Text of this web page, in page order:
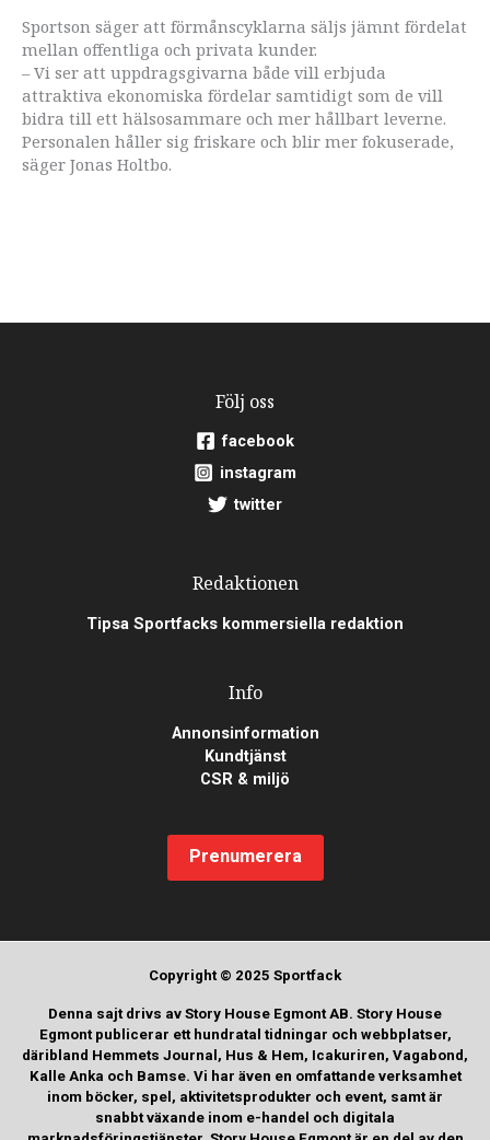
Sportson säger att förmånscyklarna säljs jämnt fördelat
mellan offentliga och privata kunder.
– Vi ser att uppdragsgivarna både vill erbjuda
attraktiva ekonomiska fördelar samtidigt som de vill
bidra till ett hälsosammare och mer hållbart leverne.
Personalen håller sig friskare och blir mer fokuserade,
säger Jonas Holtbo.
Följ oss
facebook
instagram
twitter
Redaktionen
Tipsa Sportfacks kommersiella redaktion
Info
Annonsinformation
Kundtjänst
CSR & miljö
Prenumerera
Copyright © 2025 Sportfack
Denna sajt drivs av Story House Egmont AB. Story House
Egmont publicerar ett hundratal tidningar och webbplatser,
däribland Hemmets Journal, Hus & Hem, Icakuriren, Vagabond,
Kalle Anka och Bamse. Vi har även en omfattande verksamhet
inom böcker, spel, aktivitetsprodukter och event, samt är
snabbt växande inom e-handel och digitala